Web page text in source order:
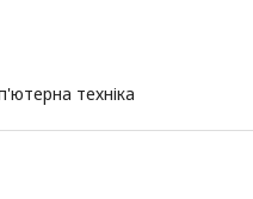
техніка